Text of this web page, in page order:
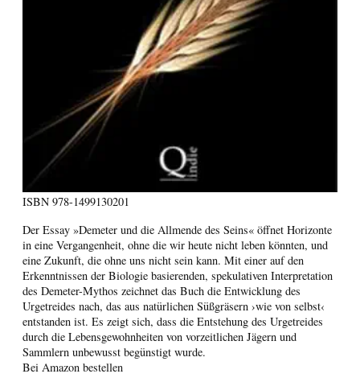
ISBN 978-1499130201
Der Essay »Demeter und die Allmende des Seins« öffnet Horizonte
in eine Vergangenheit, ohne die wir heute nicht leben könnten, und
eine Zukunft, die ohne uns nicht sein kann. Mit einer auf den
Erkenntnissen der Biologie basierenden, spekulativen Interpretation
des Demeter-Mythos zeichnet das Buch die Entwicklung des
Urgetreides nach, das aus natürlichen Süßgräsern ›wie von selbst‹
entstanden ist. Es zeigt sich, dass die Entstehung des Urgetreides
durch die Lebensgewohnheiten von vorzeitlichen Jägern und
Sammlern unbewusst begünstigt wurde.
Bei Amazon bestellen